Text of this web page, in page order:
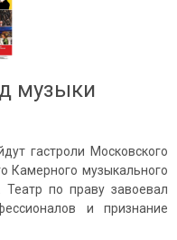
музыки
гастроли Московского
Камерного музыкального
по праву завоевал
и признание